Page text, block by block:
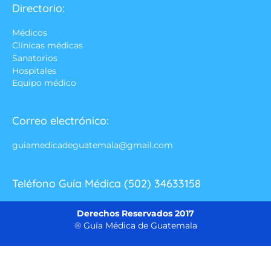
Directorio:
Médicos
Clínicas médicas
Sanatorios
Hospitales
Equipo médico
Correo electrónico:
guiamedicadeguatemala@gmail.com
Teléfono Guía Médica (502) 34633158
Derechos Reservados 2017
® Guía Médica de Guatemala